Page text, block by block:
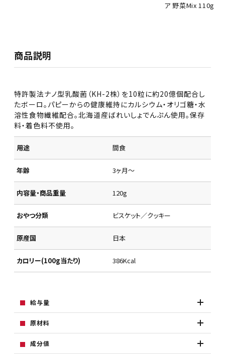
ア 野菜Mix 110g
商品説明
特許製法ナノ型乳酸菌（KH-2株）を10粒に約20億個配合し
たボーロ。パピーからの健康維持にカルシウム・オリゴ糖・水
溶性食物繊維配合。北海道産ばれいしょでんぷん使用。保存
料・着色料不使用。
用途 間食
年齢 3ヶ月～
内容量・商品重量 120g
おやつ分類 ビスケット／クッキー
原産国 日本
カロリー(100g当たり) 386Kcal
給与量
原材料
成分値